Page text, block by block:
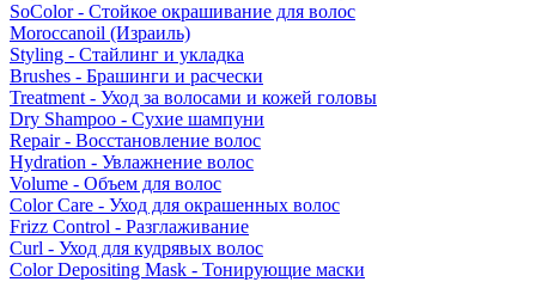
SoColor - Стойкое окрашивание для волос
Moroccanoil (Израиль)
Styling - Стайлинг и укладка
Brushes - Брашинги и расчески
Treatment - Уход за волосами и кожей головы
Dry Shampoo - Сухие шампуни
Repair - Восстановление волос
Hydration - Увлажнение волос
Volume - Объем для волос
Color Care - Уход для окрашенных волос
Frizz Control - Разглаживание
Curl - Уход для кудрявых волос
Color Depositing Mask - Тонирующие маски